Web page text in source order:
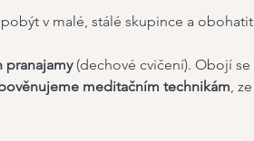
v malé, stálé skupince a obohatit
pranajamy (dechové cvičení). Obojí se
meditačním technikám, ze